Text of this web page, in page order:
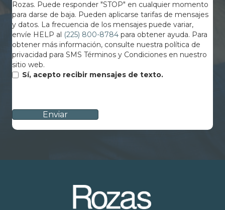
Rozas. Puede responder "STOP" en cualquier momento
para darse de baja. Pueden aplicarse tarifas de mensajes
y datos. La frecuencia de los mensajes puede variar,
envíe HELP al (225) 800-8784 para obtener ayuda. Para
obtener más información, consulte nuestra política de
privacidad para SMS Términos y Condiciones en nuestro
sitio web.
Sí, acepto recibir mensajes de texto.